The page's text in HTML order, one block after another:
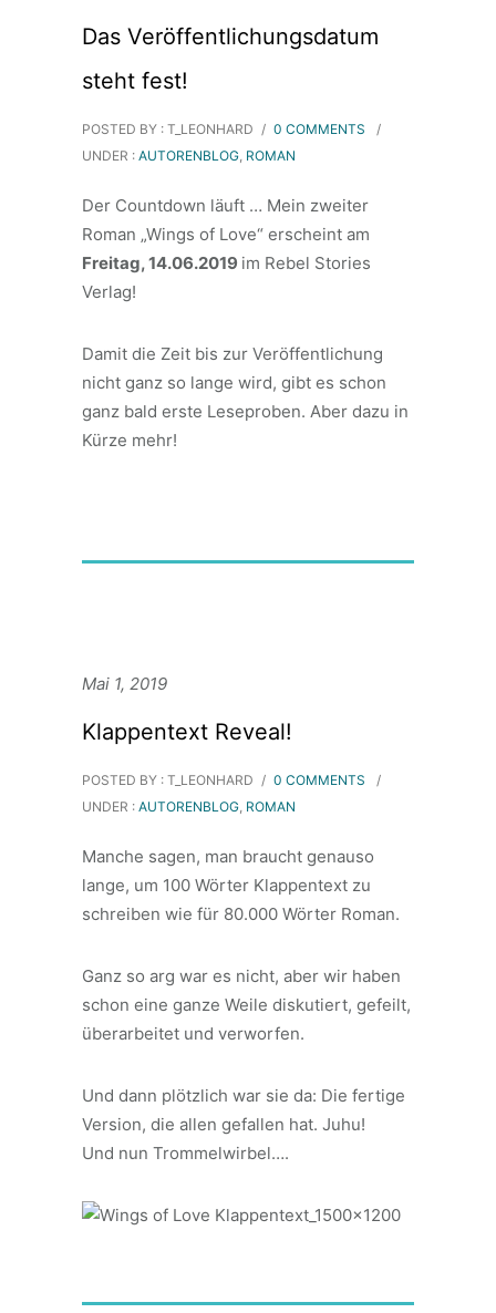
Das Veröffentlichungsdatum
steht fest!
POSTED BY : T_LEONHARD / 0 COMMENTS
/
UNDER : AUTORENBLOG, ROMAN
Der Countdown läuft … Mein zweiter
Roman „Wings of Love“ erscheint am
Freitag, 14.06.2019 im Rebel Stories
Verlag!
Damit die Zeit bis zur Veröffentlichung
nicht ganz so lange wird, gibt es schon
ganz bald erste Leseproben. Aber dazu in
Kürze mehr!
Mai 1, 2019
Klappentext Reveal!
POSTED BY : T_LEONHARD / 0 COMMENTS
/
UNDER : AUTORENBLOG, ROMAN
Manche sagen, man braucht genauso
lange, um 100 Wörter Klappentext zu
schreiben wie für 80.000 Wörter Roman.
Ganz so arg war es nicht, aber wir haben
schon eine ganze Weile diskutiert, gefeilt,
überarbeitet und verworfen.
Und dann plötzlich war sie da: Die fertige
Version, die allen gefallen hat. Juhu!
Und nun Trommelwirbel….